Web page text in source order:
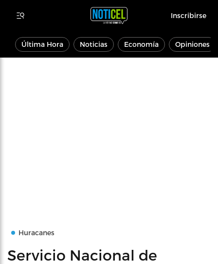
Inscribirse
Última Hora Noticias Economía Opiniones
Huracanes
Servicio Nacional de